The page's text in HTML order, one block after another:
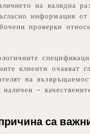
на валидна
информация
проверки
клиенти очакват
на
–
са